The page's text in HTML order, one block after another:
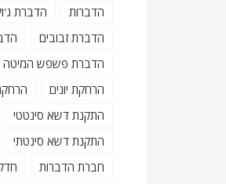
הדברות
הדברת
הדברת זבובים
הדברת פשפש המיטה
הרחקת יונים
התקנת דשא סינטטי
התקנת דשא סינטתי
חברת הדברות